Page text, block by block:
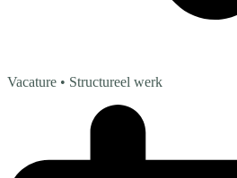
Vacature • Structureel werk